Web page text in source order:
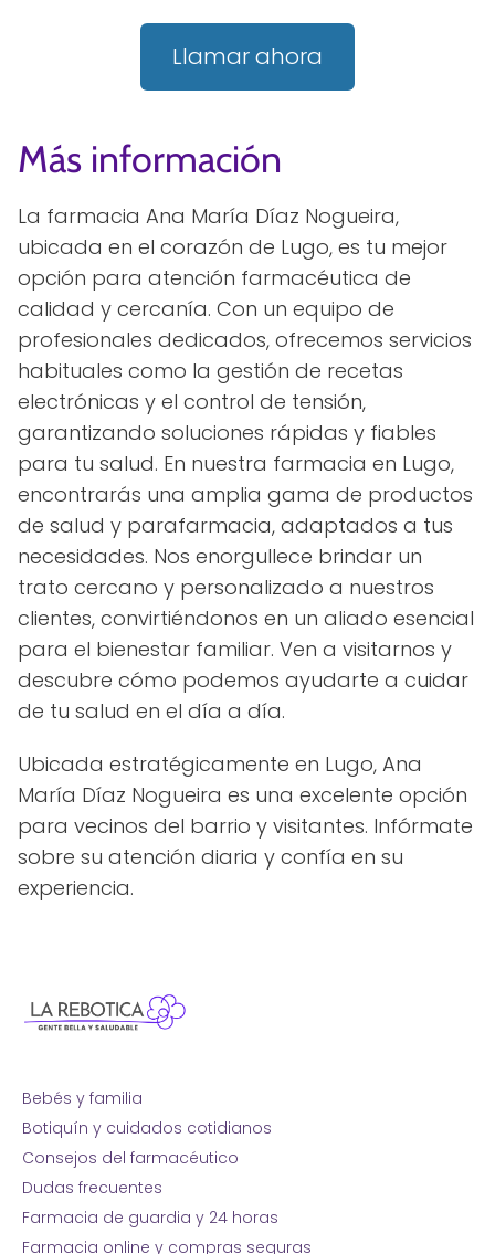
Llamar ahora
Más información
La farmacia Ana María Díaz Nogueira,
ubicada en el corazón de Lugo, es tu mejor
opción para atención farmacéutica de
calidad y cercanía. Con un equipo de
profesionales dedicados, ofrecemos servicios
habituales como la gestión de recetas
electrónicas y el control de tensión,
garantizando soluciones rápidas y fiables
para tu salud. En nuestra farmacia en Lugo,
encontrarás una amplia gama de productos
de salud y parafarmacia, adaptados a tus
necesidades. Nos enorgullece brindar un
trato cercano y personalizado a nuestros
clientes, convirtiéndonos en un aliado esencial
para el bienestar familiar. Ven a visitarnos y
descubre cómo podemos ayudarte a cuidar
de tu salud en el día a día.
Ubicada estratégicamente en Lugo, Ana
María Díaz Nogueira es una excelente opción
para vecinos del barrio y visitantes. Infórmate
sobre su atención diaria y confía en su
experiencia.
Bebés y familia
Botiquín y cuidados cotidianos
Consejos del farmacéutico
Dudas frecuentes
Farmacia de guardia y 24 horas
Farmacia online y compras seguras